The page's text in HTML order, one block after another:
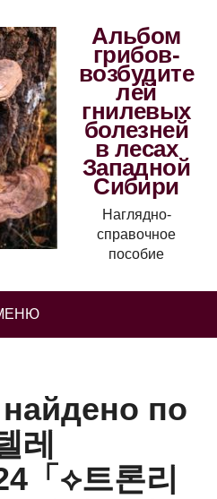
Альбом
грибов-
возбудите
лей
гнилевых
болезней
в лесах
Западной
Сибири
Наглядно-
справочное
пособие
по
레
「⟡트론리